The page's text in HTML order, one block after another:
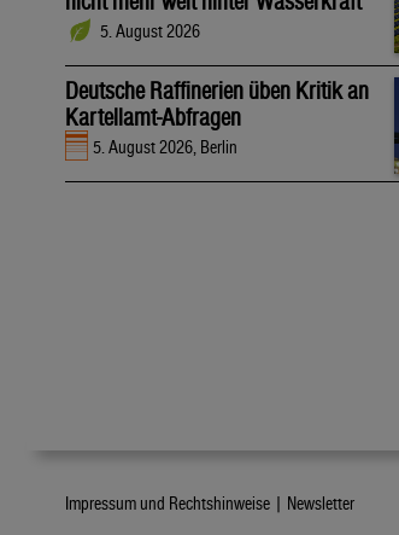
5. August 2026
Deutsche Raffinerien üben Kritik an
Kartellamt-Abfragen
5. August 2026, Berlin
Impressum und Rechtshinweise | Newsletter